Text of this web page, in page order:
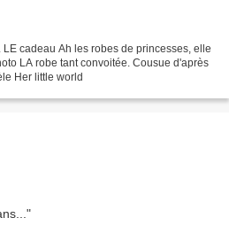
cadeau Ah les robes de princesses, elle
LA robe tant convoitée. Cousue d'après
Her little world